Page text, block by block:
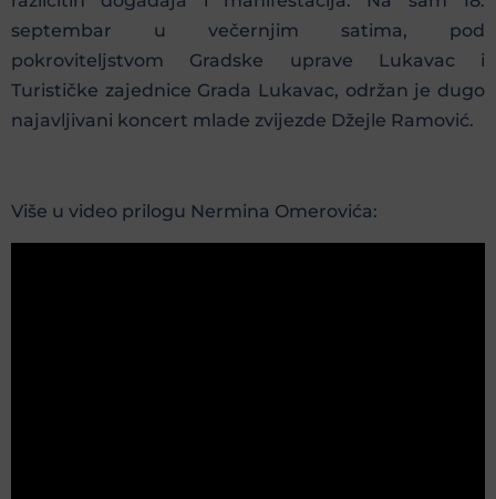
septembar u večernjim satima, pod
pokroviteljstvom Gradske uprave Lukavac i
Turističke zajednice Grada Lukavac, održan je dugo
najavljivani koncert mlade zvijezde Džejle Ramović.
Više u video prilogu Nermina Omerovića: